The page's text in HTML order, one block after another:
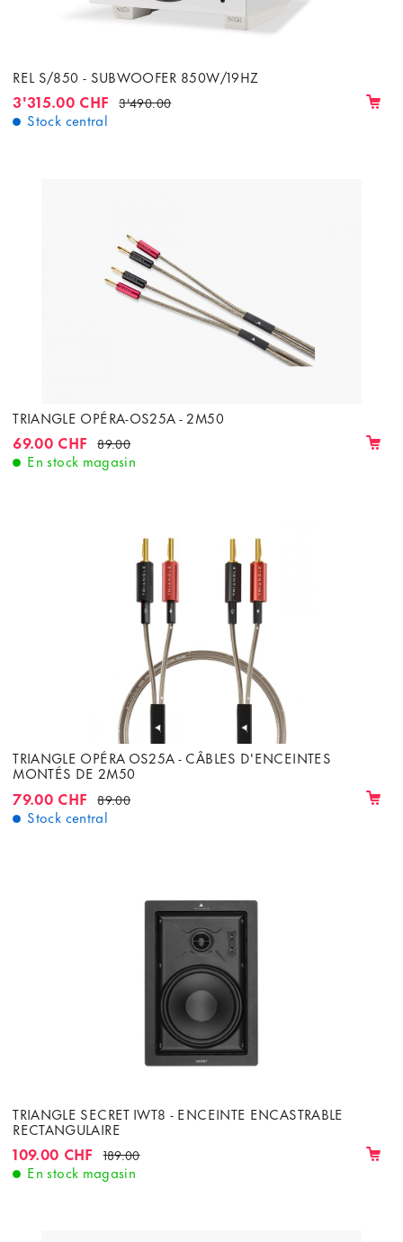
REL S/850 - SUBWOOFER 850W/19HZ
3'315.00 CHF 3'490.00
Stock central
TRIANGLE OPÉRA-OS25A - 2M50
69.00 CHF 89.00
En stock magasin
TRIANGLE OPÉRA OS25A - CÂBLES D'ENCEINTES
MONTÉS DE 2M50
79.00 CHF 89.00
Stock central
TRIANGLE SECRET IWT8 - ENCEINTE ENCASTRABLE
RECTANGULAIRE
109.00 CHF 189.00
En stock magasin